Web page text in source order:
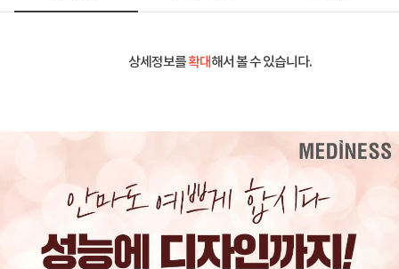
상세정보를확대해서 볼 수 있습니다.